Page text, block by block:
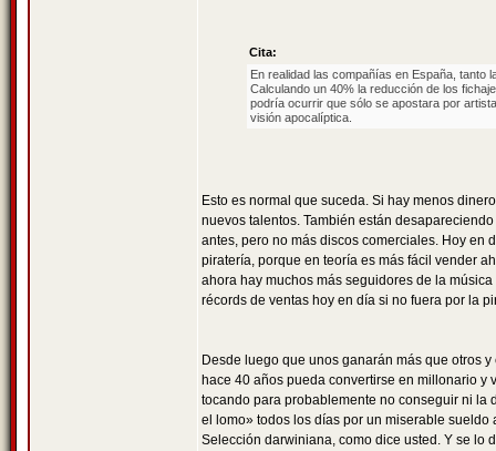
Cita:
En realidad las compañías en España, tanto
Calculando un 40% la reducción de los
podría ocurrir que sólo se apostara por
visión apocalíptica.
Esto es normal que suceda. Si hay menos
nuevos talentos. También están
antes, pero no más discos comerciales. Hoy en
piratería, porque en teoría es más fácil vender
ahora hay muchos más seguidores de la
récords de ventas hoy en día si no fuera por la
Desde luego que unos ganarán más que otros
hace 40 años pueda convertirse en millonario
tocando para probablemente no conseguir ni la
el lomo» todos los días por un miserable
Selección darwiniana, como dice usted. Y se lo